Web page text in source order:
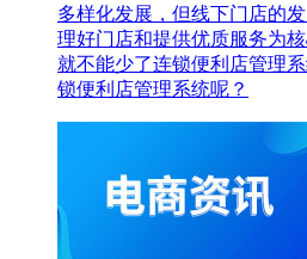
多样化发展，但线下门店的
理好门店和提供优质服务为
就不能少了连锁便利店管理
锁便利店管理系统呢？